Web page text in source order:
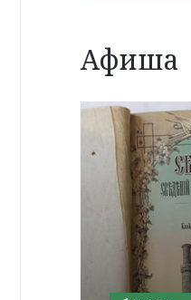
Афиша